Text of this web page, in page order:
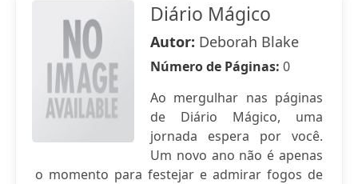
Diário Mágico
Autor: Deborah Blake
Número de Páginas: 0
Ao mergulhar nas páginas
de Diário Mágico, uma
jornada espera por você.
Um novo ano não é apenas
o momento para festejar e admirar fogos de